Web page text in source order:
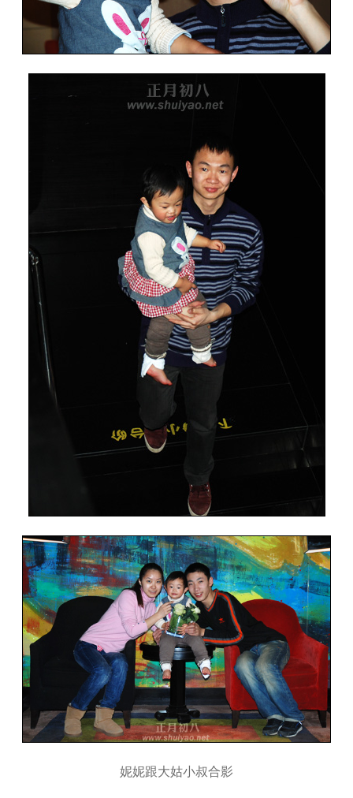
妮妮跟大姑小叔合影